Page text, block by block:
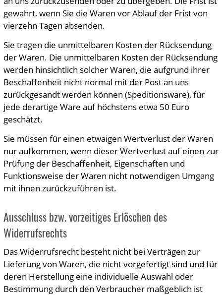
gewahrt, wenn Sie die Waren vor Ablauf der Frist von
vierzehn Tagen absenden.
Sie tragen die unmittelbaren Kosten der Rücksendung
der Waren. Die unmittelbaren Kosten der Rücksendung
werden hinsichtlich solcher Waren, die aufgrund ihrer
Beschaffenheit nicht normal mit der Post an uns
zurückgesandt werden können (Speditionsware), für
jede derartige Ware auf höchstens etwa 50 Euro
geschätzt.
Sie müssen für einen etwaigen Wertverlust der Waren
nur aufkommen, wenn dieser Wertverlust auf einen zur
Prüfung der Beschaffenheit, Eigenschaften und
Funktionsweise der Waren nicht notwendigen Umgang
mit ihnen zurückzuführen ist.
Ausschluss bzw. vorzeitiges Erlöschen des
Widerrufsrechts
Das Widerrufsrecht besteht nicht bei Verträgen zur
Lieferung von Waren, die nicht vorgefertigt sind und für
deren Herstellung eine individuelle Auswahl oder
Bestimmung durch den Verbraucher maßgeblich ist